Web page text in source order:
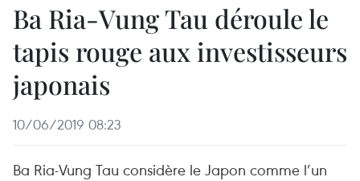
Ba Ria-Vung Tau déroule le
tapis rouge aux investisseurs
japonais
10/06/2019 08:23
Ba Ria-Vung Tau considère le Japon comme l’un